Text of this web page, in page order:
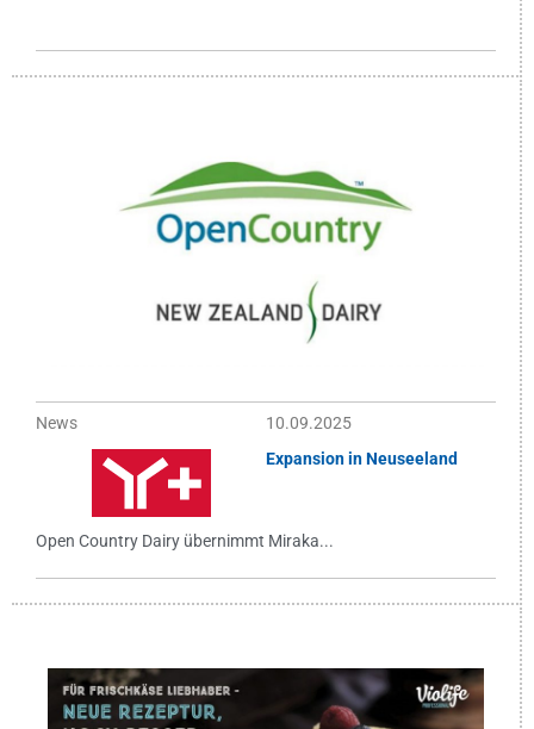
News
10.09.2025
Expansion in Neuseeland
Open Country Dairy übernimmt Miraka...